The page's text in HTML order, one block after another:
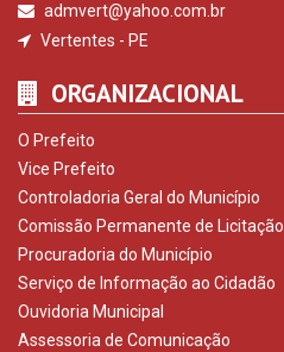
admvert@yahoo.com.br
Vertentes - PE
ORGANIZACIONAL
O Prefeito
Vice Prefeito
Controladoria Geral do Município
Comissão Permanente de Licitação
Procuradoria do Município
Serviço de Informação ao Cidadão
Ouvidoria Municipal
Assessoria de Comunicação